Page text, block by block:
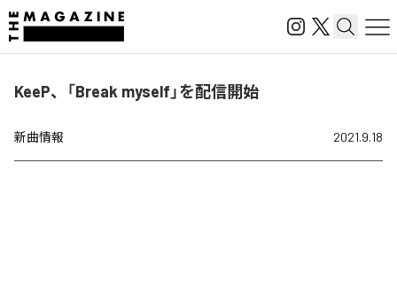
KeeP、「Break myself」を配信開始
新曲情報 2021.9.18